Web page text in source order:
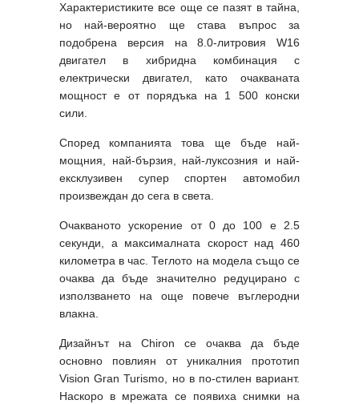
Характеристиките все още се пазят в тайна,
но най-вероятно ще става въпрос за
подобрена версия на 8.0-литровия W16
двигател в хибридна комбинация с
електрически двигател, като очакваната
мощност е от порядъка на 1 500 конски
сили.
Според компанията това ще бъде най-
мощния, най-бързия, най-луксозния и най-
ексклузивен супер спортен автомобил
произвеждан до сега в света.
Очакваното ускорение от 0 до 100 е 2.5
секунди, а максималната скорост над 460
километра в час. Теглото на модела също се
очаква да бъде значително редуцирано с
използването на още повече въглеродни
влакна.
Дизайнът на Chiron се очаква да бъде
основно повлиян от уникалния прототип
Vision Gran Turismo, но в по-стилен вариант.
Наскоро в мрежата се появиха снимки на